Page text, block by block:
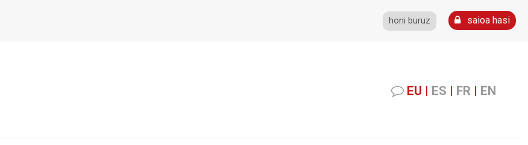
honi buruz saioa hasi
EU | ES | FR | EN